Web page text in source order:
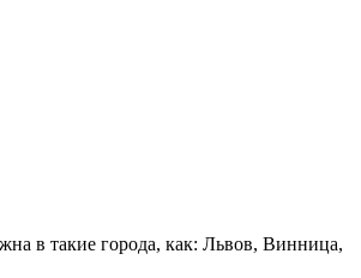
в такие города, как: Львов, Винница,